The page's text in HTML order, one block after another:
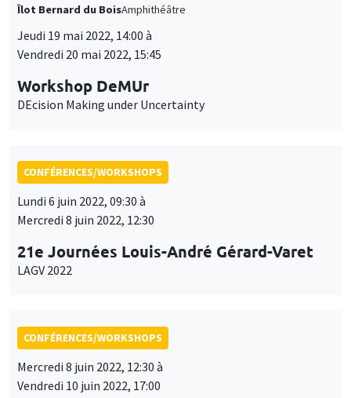
Îlot Bernard du BoisAmphithéâtre
Jeudi 19 mai 2022, 14:00 à
Vendredi 20 mai 2022, 15:45
Workshop DeMUr
DEcision Making under Uncertainty
CONFÉRENCES/WORKSHOPS
Lundi 6 juin 2022, 09:30 à
Mercredi 8 juin 2022, 12:30
21e Journées Louis-André Gérard-Varet
LAGV 2022
CONFÉRENCES/WORKSHOPS
Mercredi 8 juin 2022, 12:30 à
Vendredi 10 juin 2022, 17:00